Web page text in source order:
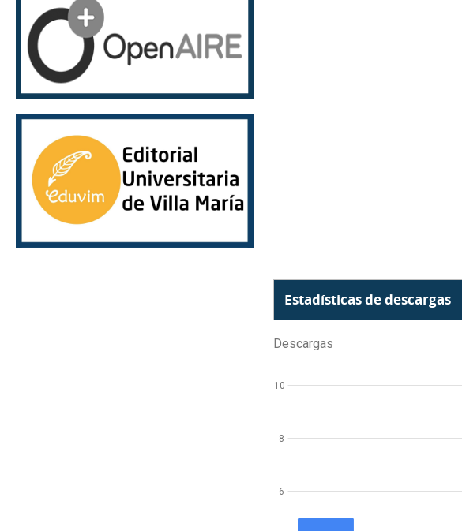
Estadísticas de descargas
Descargas
6
8
10